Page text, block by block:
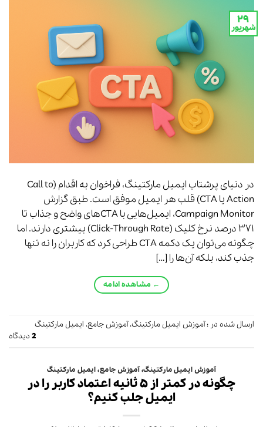
۲۹
شهریور
در دنیای پرشتاب ایمیل مارکتینگ، فراخوان به اقدام (Call to
Action یا CTA) قلب هر ایمیل موفق است. طبق گزارش
Campaign Monitor، ایمیل‌هایی با CTAهای واضح و جذاب تا
۳۷۱ درصد نرخ کلیک (Click-Through Rate) بیشتری دارند. اما
چگونه می‌توان یک دکمه CTA طراحی کرد که کاربران را نه تنها
جذب کند، بلکه آن‌ها را […]
← مشاهده ادامه
ارسال شده در :آموزش ایمیل مارکتینگ،آموزش جامع، ایمیل مارکتینگ
2 دیدگاه
آموزش ایمیل مارکتینگ،آموزش جامع،ایمیل مارکتینگ
چگونه در کمتر از ۵ ثانیه اعتماد کاربر را در
ایمیل جلب کنیم؟